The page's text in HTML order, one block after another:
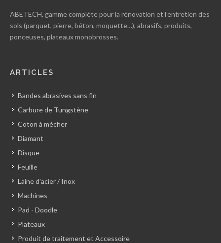
ABETECH, gamme complète pour la rénovation et l’entretien des
sols (parquet, pierre, béton, moquette…), abrasifs, produits,
ponceuses, plateaux monobrosses.
ARTICLES
Bandes abrasives sans fin
Carbure de Tungstène
Coton à mécher
Diamant
Disque
Feuille
Laine d'acier / Inox
Machines
Pad - Doodle
Plateaux
Produit de traitement et Accessoire